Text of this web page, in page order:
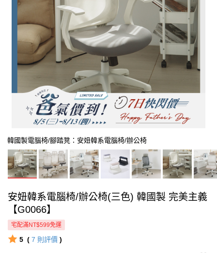
韓國製電腦椅/腳踏凳：安妞韓系電腦椅/辦公椅
安妞韓系電腦椅/辦公椅(三色) 韓國製 完美主義
【G0066】
宅配滿NT$599免運
5 ( 7 則評價 )